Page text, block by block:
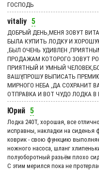
ГОСПОДЬ
vitaliy 5
ДОБРЫЙ ДЕНЬ,МЕНЯ ЗОВУТ
БЫЛА КУПИТЬ ЛОДКУ И
,БЫЛ ОЧЕНЬ УДИВЛЕН
ПРОДАЖАМ КОТОРОГО ЗОВУТ
ПРИЯТНЫЙ И УМНЫЙ
ВАШУ,ПРОШУ ВЫПИСАТЬ
МИРНОГО НЕБА ,ДА СОХРАНИТ
ОТПРАВКА И ВОТ ЧУДО ЛОДКА В
Юрий 5
Лодка 240Т, хорошая, все
исправны, накладки на сиденья
коврик - свою функцию
ножного насоса, шланг
полуоборотный разьём плохо
С этим мерился пока не